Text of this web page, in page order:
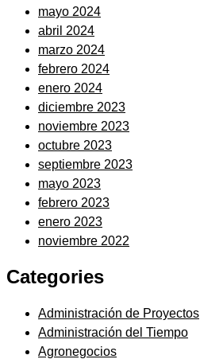
mayo 2024
abril 2024
marzo 2024
febrero 2024
enero 2024
diciembre 2023
noviembre 2023
octubre 2023
septiembre 2023
mayo 2023
febrero 2023
enero 2023
noviembre 2022
Categories
Administración de Proyectos
Administración del Tiempo
Agronegocios